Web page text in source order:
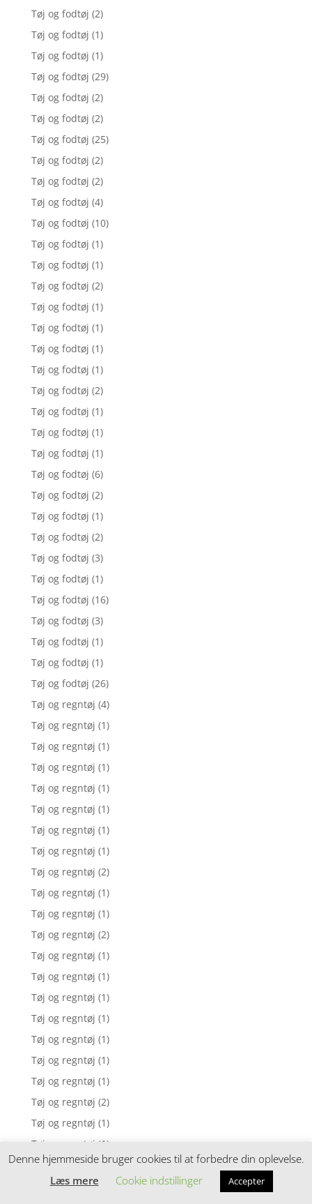
Tøj og fodtøj (2)
Tøj og fodtøj (1)
Tøj og fodtøj (1)
Tøj og fodtøj (29)
Tøj og fodtøj (2)
Tøj og fodtøj (2)
Tøj og fodtøj (25)
Tøj og fodtøj (2)
Tøj og fodtøj (2)
Tøj og fodtøj (4)
Tøj og fodtøj (10)
Tøj og fodtøj (1)
Tøj og fodtøj (1)
Tøj og fodtøj (2)
Tøj og fodtøj (1)
Tøj og fodtøj (1)
Tøj og fodtøj (1)
Tøj og fodtøj (1)
Tøj og fodtøj (2)
Tøj og fodtøj (1)
Tøj og fodtøj (1)
Tøj og fodtøj (1)
Tøj og fodtøj (6)
Tøj og fodtøj (2)
Tøj og fodtøj (1)
Tøj og fodtøj (2)
Tøj og fodtøj (3)
Tøj og fodtøj (1)
Tøj og fodtøj (16)
Tøj og fodtøj (3)
Tøj og fodtøj (1)
Tøj og fodtøj (1)
Tøj og fodtøj (26)
Tøj og regntøj (4)
Tøj og regntøj (1)
Tøj og regntøj (1)
Tøj og regntøj (1)
Tøj og regntøj (1)
Tøj og regntøj (1)
Tøj og regntøj (1)
Tøj og regntøj (1)
Tøj og regntøj (2)
Tøj og regntøj (1)
Tøj og regntøj (1)
Tøj og regntøj (2)
Tøj og regntøj (1)
Tøj og regntøj (1)
Tøj og regntøj (1)
Tøj og regntøj (1)
Tøj og regntøj (1)
Tøj og regntøj (1)
Tøj og regntøj (1)
Tøj og regntøj (2)
Tøj og regntøj (1)
Tøj og regntøj (1)
Tøj og regntøj (2)
Trøjer dame (5)
Denne hjemmeside bruger cookies til at forbedre din oplevelse.
Læs mere
Cookie indstillinger Accepter